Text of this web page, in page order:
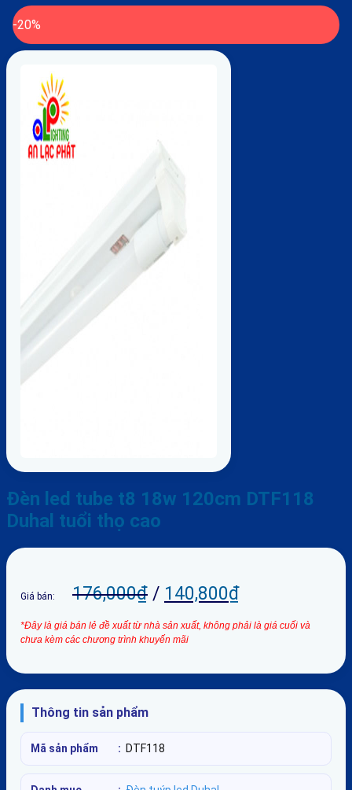
-20%
Đèn led tube t8 18w 120cm DTF118
Duhal tuổi thọ cao
Giá bán: 176,000₫ / 140,800₫
*Đây là giá bán lẻ đề xuất từ nhà sản xuất, không phải là giá cuối và
chưa kèm các chương trình khuyến mãi
Thông tin sản phẩm
Mã sản phẩm : DTF118